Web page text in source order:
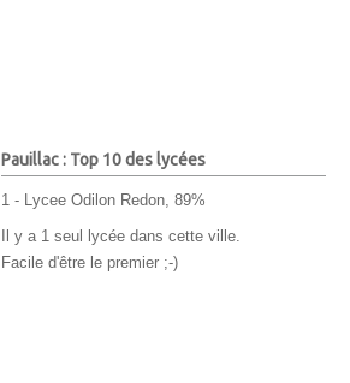
Pauillac : Top 10 des lycées
1 - Lycee Odilon Redon, 89%
Il y a 1 seul lycée dans cette ville.
Facile d'être le premier ;-)